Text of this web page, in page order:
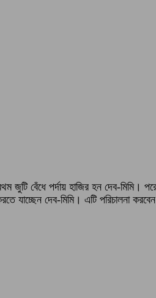
জুটি বেঁধে পর্দায় হাজির হন দেব-
যাচ্ছেন দেব-মিমি। এটি পরিচালনা